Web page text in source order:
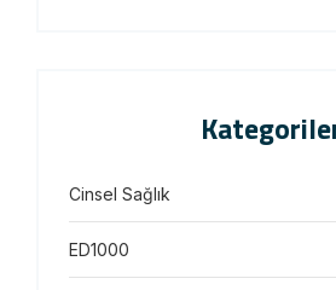
Cinsel Sağlık
ED1000